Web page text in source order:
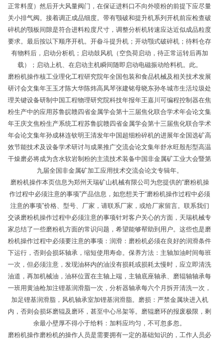
正常料度）然后开大风量阀门，在保证进料口不向外喷粉的前提下应尽量
关小排气阀。接着调正成品细度。带有颚破和提升机系列开机前应检查破
碎机的颚板间隙是符合进料粒度尺寸，调整分析机转速应达近似成品粒度
要求。最后按以下顺序开机。开畚斗提升机；开动颚式破碎机；待料仓存
有物料后，启动分析机；启动鼓风机（空负荷启动，待正常运转后再加
载）；启动上机、在启动主机瞬间随即启动电磁振动给料机。此。
磨粉机操作核工业理化工程研究院年全国包装和食品机械及相关技术发展
研讨会文集年王玉才陈大华陈炜高凤琴张建铭母晓东孙冬城市生活垃圾处
理关键设备研制中国工程物理研究院科技年报年王嘉川可编程控制器在焦
粉生产中的应用苏鲁皖赣四省金属学会第十三届焦化联合学术年会论文集
年王庆文焦粉生产系统工程苏鲁皖赣四省金属学会第十三届焦化联合学术
年会论文集年孙成林连钦明王清发年中国超细粉碎机的进展年全国选矿高
效节能技术及设备学术研讨与成果推广交流会论文集年舒水旺殷彤型高温
干燥磨必将成为含水软岩制粉的主流技术装备中国非金属矿工业大会暨第
九届全国非金属矿加工应用技术交流会论文专辑年。
磨粉机操作本页信息为郑州天瑞矿山机械有限公司为您提供的“磨粉机操
作过程中必须注意的事项”产品信息，如您想关于“磨粉机操作过程中必须
注意的事项”价格、型号、厂家，请联系厂家，或给厂家留言。联系我们
交谈磨粉机操作过程中必须注意的事项针对客户关心的方面，天瑞机械专
家总结了一些磨粉机方面的常识问题，希望能够帮助到用户。这些也是磨
粉机操作过程中必须要注意的事项：润滑：磨粉机必须在良好的润滑条件
下运行，否则会损坏轴承，缩短使用寿命。保养方法：主轴加油时间每班
一次，但必须注意，发现油杯内的油没有损耗或损耗太慢时，应立即清洗
油道，再加机械油，油杯位置在主轴上端，主轴底座轴承、磨辊轴轴承每
一班用黄油枪加注锂基润滑脂一次，分析器轴承每六个月拆开清洗一次，
加足锂基润滑脂，风机轴承室加锂基润滑脂。磨损：严禁金属块进入机
内，否则会损坏磨辊及磨环，甚至中心吊架等。磨辊磨环的报废极限，剩
余最小壁厚不得小于给料：加料应均匀，不可忽多忽。
磨粉机操作磨粉机的操作人员是需要拥有一定的基础知识的，工作人员必